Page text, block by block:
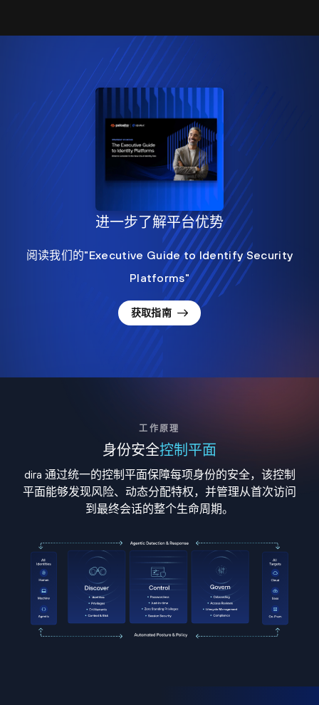
进一步了解平台优势
阅读我们的"Executive Guide to Identify Security
Platforms"
获取指南
工作原理
身份安全控制平面
dira 通过统一的控制平面保障每项身份的安全，该控制
平面能够发现风险、动态分配特权，并管理从首次访问
到最终会话的整个生命周期。